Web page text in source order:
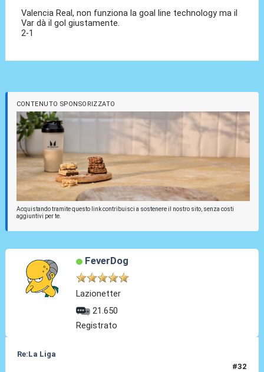
Valencia Real, non funziona la goal line technology ma il
Var dà il gol giustamente.
2-1
CONTENUTO SPONSORIZZATO
Acquistando tramite questo link contribuisci a sostenere il nostro sito, senza costi
aggiuntivi per te.
FeverDog
Lazionetter
21.650
Registrato
Re:La Liga
#32